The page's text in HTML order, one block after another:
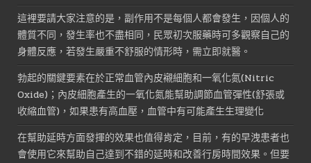
這裡要請大家注意的是，副作用不是每個人都會發生，因個人的
體質不同，發生率也不盡相同，民眾初次服藥時可多觀察自己的
身體反應，若發生嚴重不舒服的情形時，需立即就醫。
勃起的關鍵要素在於正常血管內皮襯細胞和一氧化氮(Nitric
Oxide)；內皮細胞產生的一氧化氮能幫助調節血管彈性(舒張或
收縮血管)，如果患有高血壓，血管中有可能產生生理變化
在幫助延時方面發揮的效果也值得肯定，目前，有的早洩患者也
會使用它來幫助自己達到不錯的延時和改善行房時間效果。但要